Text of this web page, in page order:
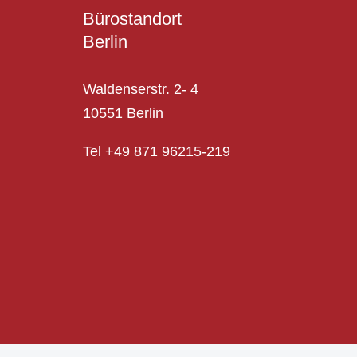
Bürostandort
Berlin
Waldenserstr. 2- 4
10551 Berlin
Tel +49 871 96215-219